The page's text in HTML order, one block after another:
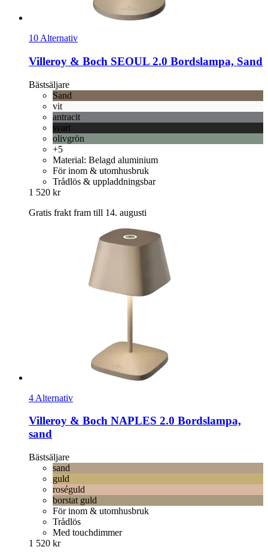
10 Alternativ
Villeroy & Boch SEOUL 2.0 Bordslampa, Sand
Bästsäljare
Sand
vit
antracit
svart
olivgrön
+5
Material: Belagd aluminium
För inom & utomhusbruk
Trådlös & uppladdningsbar
1 520 kr
Gratis frakt fram till 14. augusti
4 Alternativ
Villeroy & Boch NAPLES 2.0 Bordslampa,
sand
Bästsäljare
sand
guld
roséguld
borstat guld
För inom & utomhusbruk
Trådlös
Med touchdimmer
1 520 kr